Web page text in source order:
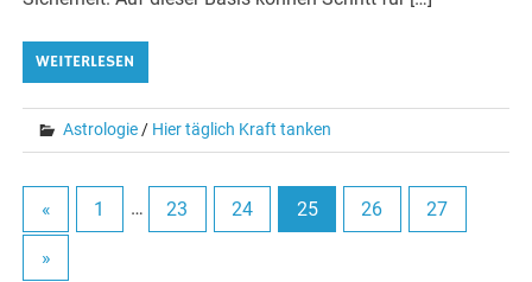
WEITERLESEN
Astrologie / Hier täglich Kraft tanken
« 1 … 23 24 25 26 27
»